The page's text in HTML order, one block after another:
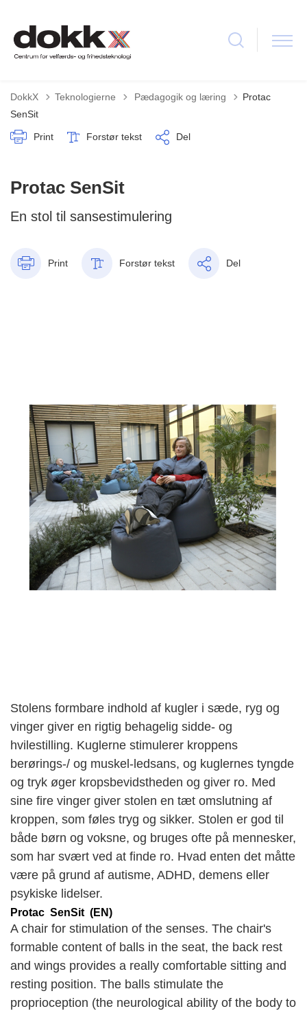
DokkX Teknologierne Tilbage til
Pædagogik og læring
Protac
SenSit
Print Forstør tekst Del
Protac SenSit
En stol til sansestimulering
Print Forstør tekst Del
Stolens formbare indhold af kugler i sæde, ryg og
vinger giver en rigtig behagelig sidde- og
hvilestilling. Kuglerne stimulerer kroppens
berørings-/ og muskel-ledsans, og kuglernes tyngde
og tryk øger kropsbevidstheden og giver ro. Med
sine fire vinger giver stolen en tæt omslutning af
kroppen, som føles tryg og sikker. Stolen er god til
både børn og voksne, og bruges ofte på mennesker,
som har svært ved at finde ro. Hvad enten det måtte
være på grund af autisme, ADHD, demens eller
psykiske lidelser.
Protac SenSit (EN)
A chair for stimulation of the senses. The chair's
formable content of balls in the seat, the back rest
and wings provides a really comfortable sitting and
resting position. The balls stimulate the
proprioception (the neurological ability of the body to